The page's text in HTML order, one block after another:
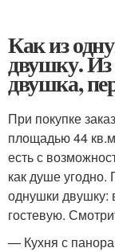
Как из
двушку.
двушка,
При покупке
площадью 44
есть с
как душе угодно.
однушки двушку:
гостевую.
— Кухня с